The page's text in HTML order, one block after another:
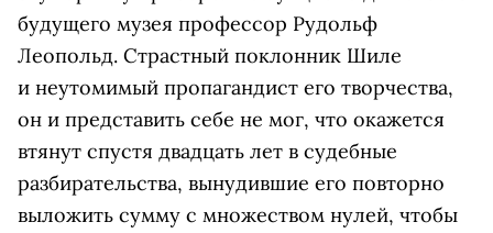
будущего музея профессор Рудольф
Леопольд. Страстный поклонник Шиле
и неутомимый пропагандист его творчества,
он и представить себе не мог, что окажется
втянут спустя двадцать лет в судебные
разбирательства, вынудившие его повторно
выложить сумму с множеством нулей, чтобы